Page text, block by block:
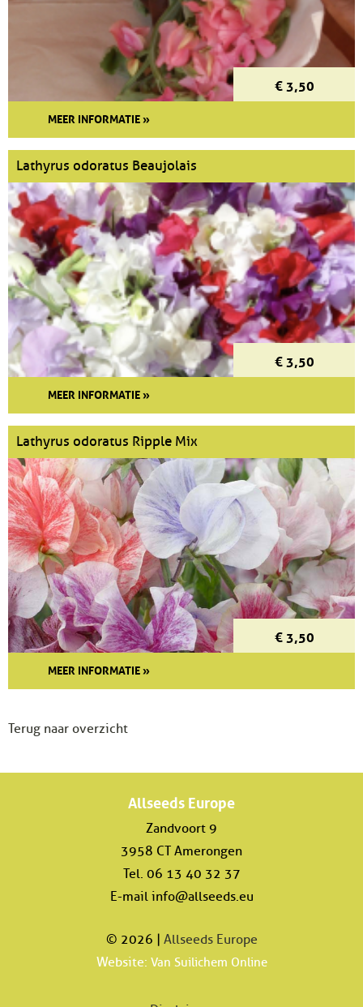
€ 3,50
MEER INFORMATIE »
Lathyrus odoratus Beaujolais
€ 3,50
MEER INFORMATIE »
Lathyrus odoratus Ripple Mix
€ 3,50
MEER INFORMATIE »
Terug naar overzicht
Allseeds Europe
Zandvoort 9
3958 CT Amerongen
Tel. 06 13 40 32 37
E-mail info@allseeds.eu
© 2026 | Allseeds Europe
Website: Van Suilichem Online